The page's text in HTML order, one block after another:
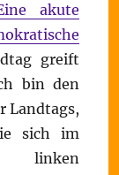
akute
greift
bin den
Landtags,
sich im
linken